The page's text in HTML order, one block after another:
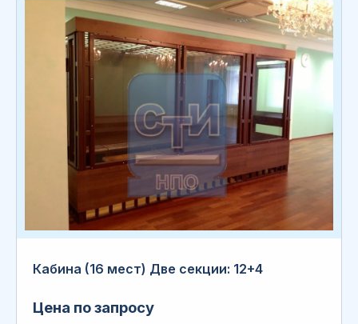
Кабина (16 мест) Две секции: 12+4
Цена по запросу